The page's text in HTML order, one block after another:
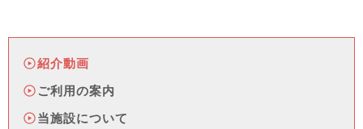
紹介動画
ご利用の案内
当施設について